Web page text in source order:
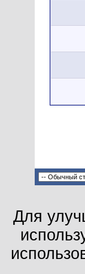
Для